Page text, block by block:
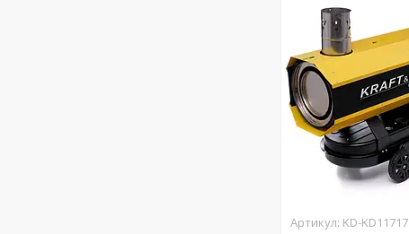
KD-KD11717